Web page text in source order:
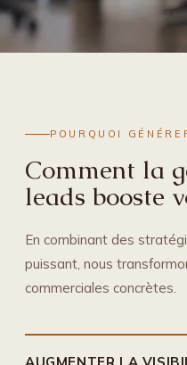
POURQUOI
Comment la
leads booste
En combinant des
puissant, nous
commerciales concrètes.